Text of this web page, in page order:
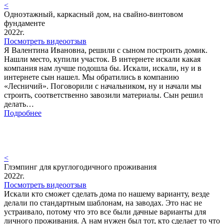
<
Одноэтажный, каркасный дом, на свайно-винтовом
фундаменте
2022г.
Посмотреть видеоотзыв
Я Валентина Ивановна, решили с сыном построить домик.
Нашли место, купили участок. В интернете искали какая
компания нам лучше подошла бы. Искали, искали, ну и в
интернете сын нашел. Мы обратились в компанию
«Лесничий». Поговорили с начальником, ну и начали мы
строить, соответственно завозили материалы. Сын решил
делать…
Подробнее
<
Глэмпинг для круглогодичного проживания
2022г.
Посмотреть видеоотзыв
Искали кто сможет сделать дома по нашему варианту, везде
делали по стандартным шаблонам, на заводах. Это нас не
устраивало, потому что это все были дачные варианты для
личного проживания. А нам нужен был тот, кто сделает то что